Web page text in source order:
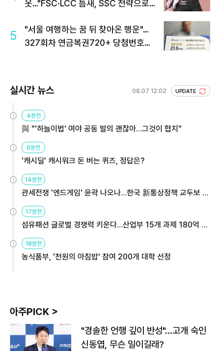
옷…"FSC·LCC 틈새, SSC 전략으로
5
"서울 여행하는 꿈 뒤 찾아온 행운"…
327회차 연금복권720+ 당첨번호조
실시간 뉴스 08.07 12:02 UPDATE
4분전
與 "'하늘이법' 여야 공동 발의 괜찮아…그것이 협치"
9분전
'캐시딜' 캐시워크 돈 버는 퀴즈, 정답은?
14분전
관세전쟁 '엔드게임' 윤곽 나오나…한국 新통상정책 교두보 활
17분전
섬유패션 글로벌 경쟁력 키운다…산업부 15개 과제 180억 지
18분전
농식품부, '천원의 아침밥' 참여 200개 대학 선정
아주PICK >
"경솔한 언행 깊이 반성"…고개 숙인
신동엽, 무슨 일이길래?